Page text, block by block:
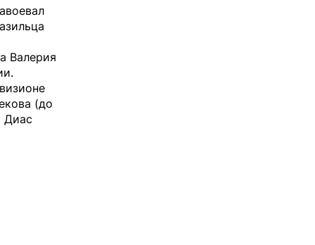
Валерия
(до
Диас